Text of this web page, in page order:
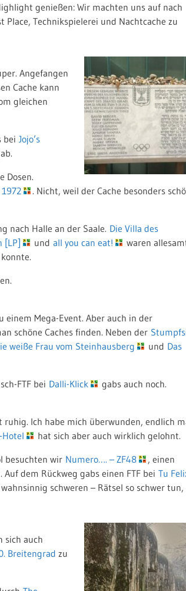
genießen: Wir machten uns auf nach
Place, Technikspielerei und Nachtcache zu
Angefangen
Cache kann
gleichen
bei Jojo’s
Dosen.
. Nicht, weil der Cache besonders
nach Halle an der Saale. Die Villa des
[LP] und all you can eat!
waren
einem Mega-Event. Aber auch in der
schöne Caches finden. Neben der
weiße Frau vom Steinhausberg und Das
FTF bei Dalli-Klick
gabs auch noch.
Ich habe mich überwunden, endlich
Hotel
hat sich aber auch wirklich gelohnt.
besuchten wir Numero…. – ZF48
, einen
dem Rückweg gabs einen FTF bei Tu
schweren – Rätsel so schwer tun,
sich auch
Breitengrad zu